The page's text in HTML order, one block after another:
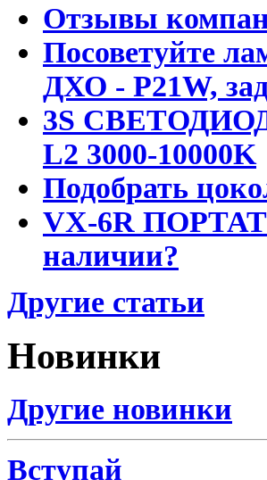
Отзывы
Посоветуйте
ДХО - P21W,
3S
L2 3000-10000K
Подобрать
VX-6R
наличии?
Другие статьи
Новинки
Другие новинки
Вступай